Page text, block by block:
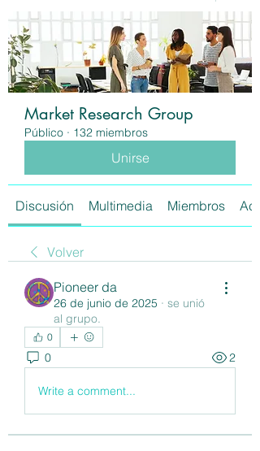
Market Research Group
Público · 132 miembros
Unirse
Discusión Multimedia Miembros
Volver
Pioneer da
26 de junio de 2025 · se unió
al grupo.
0
0 2
Write a comment...